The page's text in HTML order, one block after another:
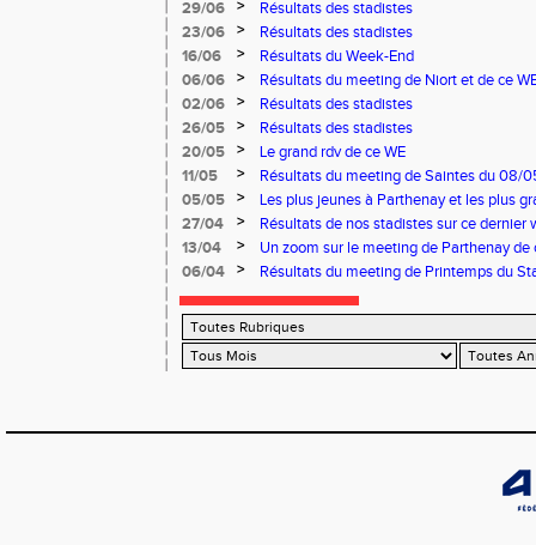
29/06
>
Résultats des stadistes
23/06
>
Résultats des stadistes
16/06
>
Résultats du Week-End
06/06
>
Résultats du meeting de Niort et de ce
02/06
>
Résultats des stadistes
26/05
>
Résultats des stadistes
20/05
>
Le grand rdv de ce WE
11/05
>
Résultats du meeting de Saintes du 08/
Niort du 11/05/2025
05/05 >
Les plus jeunes à Parthenay et les plus
03 et 04 mai
27/04 >
Résultats de nos stadistes sur ce dernier
13/04
>
Un zoom sur le meeting de Parthenay
06/04
> Résultats du meeting de Printemps du